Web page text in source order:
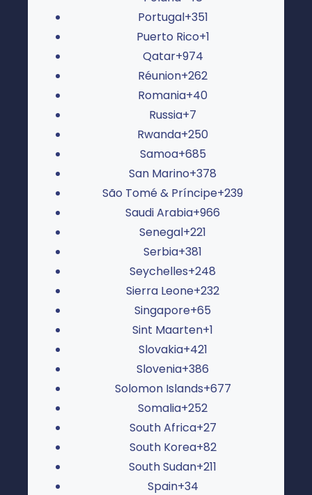
Portugal+351
Puerto Rico+1
Qatar+974
Réunion+262
Romania+40
Russia+7
Rwanda+250
Samoa+685
San Marino+378
São Tomé & Príncipe+239
Saudi Arabia+966
Senegal+221
Serbia+381
Seychelles+248
Sierra Leone+232
Singapore+65
Sint Maarten+1
Slovakia+421
Slovenia+386
Solomon Islands+677
Somalia+252
South Africa+27
South Korea+82
South Sudan+211
Spain+34